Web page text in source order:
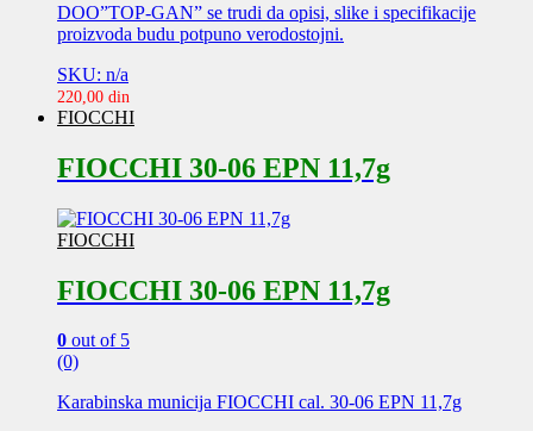
DOO”TOP-GAN” se trudi da opisi, slike i specifikacije
proizvoda budu potpuno verodostojni.
SKU: n/a
220,00 din
FIOCCHI
FIOCCHI 30-06 EPN 11,7g
FIOCCHI
FIOCCHI 30-06 EPN 11,7g
0 out of 5
(0)
Karabinska municija FIOCCHI cal. 30-06 EPN 11,7g